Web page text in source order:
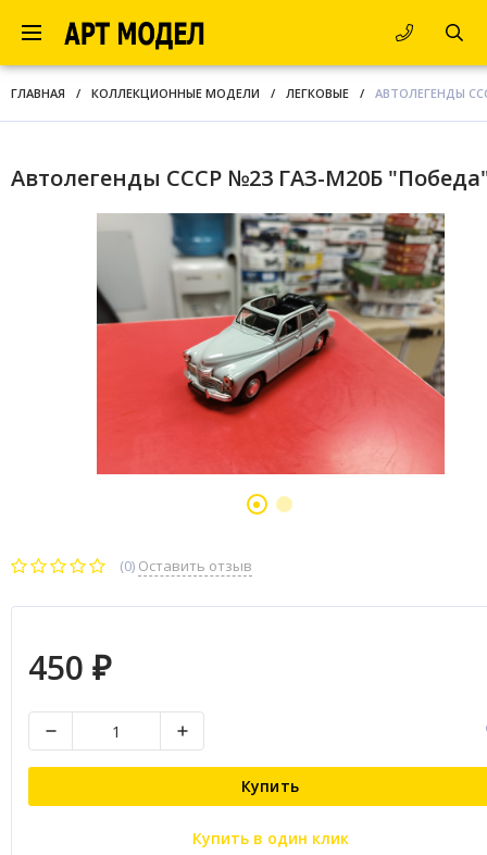
ГЛАВНАЯ / КОЛЛЕКЦИОННЫЕ МОДЕЛИ / ЛЕГКОВЫЕ / АВТОЛЕГЕНДЫ
Автолегенды СССР №23 ГАЗ-М20Б
(0) Оставить отзыв
450 ₽
Купить
Купить в один клик